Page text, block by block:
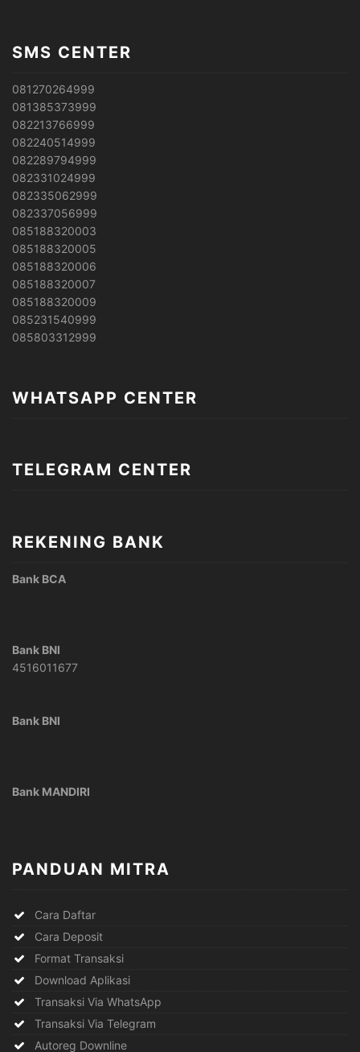
SMS CENTER
081270264999
081385373999
082213766999
082240514999
082289794999
082331024999
082335062999
082337056999
085188320003
085188320005
085188320006
085188320007
085188320009
085231540999
085803312999
WHATSAPP CENTER
TELEGRAM CENTER
REKENING BANK
Bank BCA
Bank BNI
4516011677
Bank BNI
Bank MANDIRI
PANDUAN MITRA
Cara Daftar
Cara Deposit
Format Transaksi
Download Aplikasi
Transaksi Via WhatsApp
Transaksi Via Telegram
Autoreg Downline